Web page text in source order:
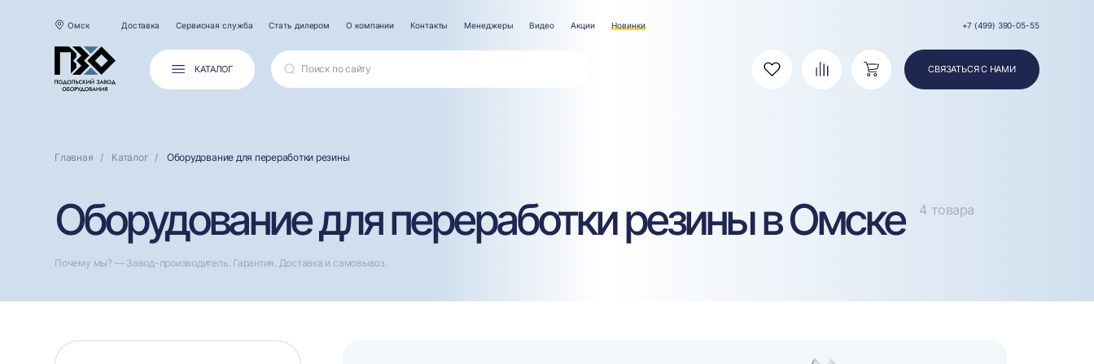
Омск Доставка Сервисная служба Стать дилером О компании Контакты Менеджеры Видео Акции Новинки +7 (499) 390-05-55
КАТАЛОГ Избранное СравнениеКорзина СВЯЗАТЬСЯ С НАМИ
Главная Каталог Оборудование для переработки резины
Оборудование для переработки резины в Омске 4 товара
Почему мы? — Завод-производитель. Гарантия. Доставка и самовывоз.